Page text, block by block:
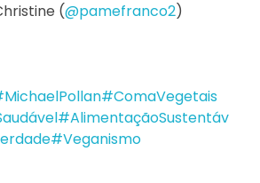
(@pamefranco2)
#ComaVegetais
#AlimentaçãoSustentáv
#Veganismo